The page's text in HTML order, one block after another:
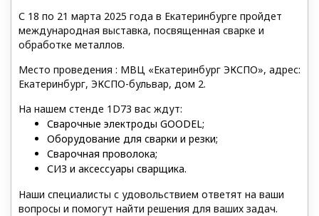
С 18 по 21 марта 2025 года в Екатеринбурге пройдет
международная выставка, посвященная сварке и
обработке металлов.
Место проведения : МВЦ «Екатеринбург ЭКСПО», адрес:
Екатеринбург, ЭКСПО-бульвар, дом 2.
На нашем стенде 1D73 вас ждут:
Сварочные электроды GOODEL;
Оборудование для сварки и резки;
Сварочная проволока;
СИЗ и аксессуары сварщика.
Наши специалисты с удовольствием ответят на ваши
вопросы и помогут найти решения для ваших задач.